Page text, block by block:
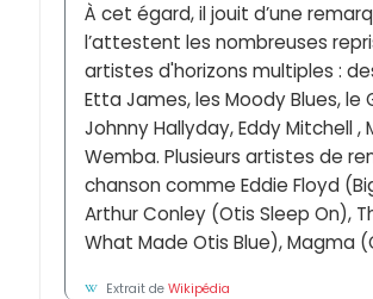
À cet égard, il jouit d’une
l’attestent les nombreuses
artistes d'horizons multiples :
Etta James, les Moody Blues, le
Johnny Hallyday, Eddy Mitchell ,
Wemba. Plusieurs artistes de
chanson comme Eddie Floyd
Arthur Conley (Otis Sleep On),
What Made Otis Blue), Magma
Extrait deWikipédia